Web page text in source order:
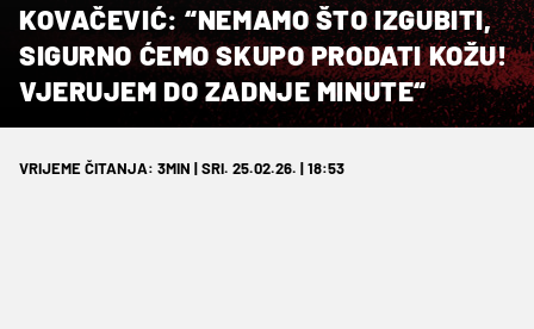
KOVAČEVIĆ: “NEMAMO ŠTO IZGUBITI,
SIGURNO ĆEMO SKUPO PRODATI KOŽU!
VJERUJEM DO ZADNJE MINUTE“
VRIJEME ČITANJA: 3MIN | SRI. 25.02.26. | 18:53